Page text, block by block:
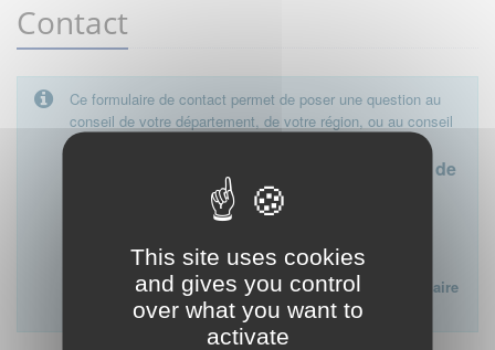
This site uses cookies
and gives you control
over what you want to
activate
Contact
Ce formulaire de contact permet de poser une question au
conseil de votre département, de votre région, ou au conseil
national.
Le conseil départemental est l'interlocuteur de
proximité à privilégier.
plainte ou formuler des doléances à l'égard d'un médecin
Lien vers la FAQ du CNOM sur la procédure disciplinaire
FAQ procédure disciplinaire